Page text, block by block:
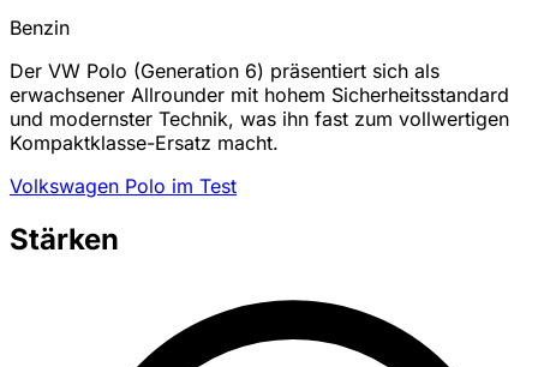
Benzin
Der VW Polo (Generation 6) präsentiert sich als
erwachsener Allrounder mit hohem Sicherheitsstandard
und modernster Technik, was ihn fast zum vollwertigen
Kompaktklasse-Ersatz macht.
Volkswagen Polo im Test
Stärken